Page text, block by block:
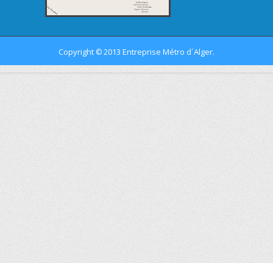
Copyright ©2013 Entreprise Métro d´Alger.